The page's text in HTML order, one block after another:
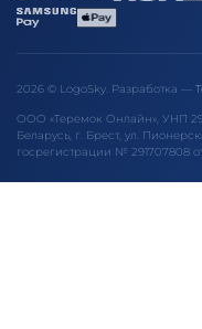
2026 © LogoSky. Разработка —
ООО «Теремок Онлайн», УНП
Беларусь, г. Брест, ул.
госрегистрации № 291707808